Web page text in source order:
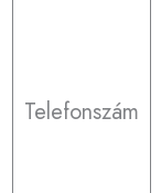
Telefonszám